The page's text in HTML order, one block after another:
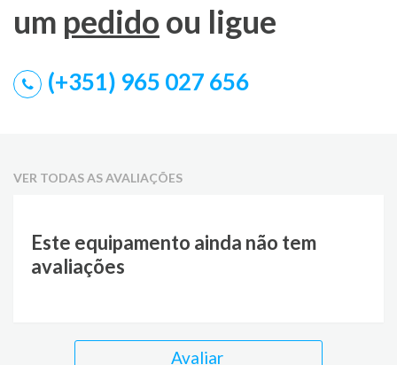
um pedido ou ligue
(+351) 965 027 656
VER TODAS AS AVALIAÇÕES
Este equipamento ainda não tem
avaliações
Avaliar